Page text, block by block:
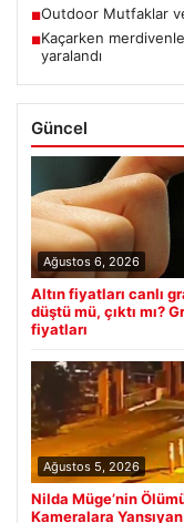
■Outdoor Mutfaklar
■Kaçarken
yaralandı
Güncel
Ağustos 6, 2026
Altın fiyatları canlı
düştü mü, çıktı mı?
fiyatları
Ağustos 5, 2026
Nilda Müge’nin
Kameralara